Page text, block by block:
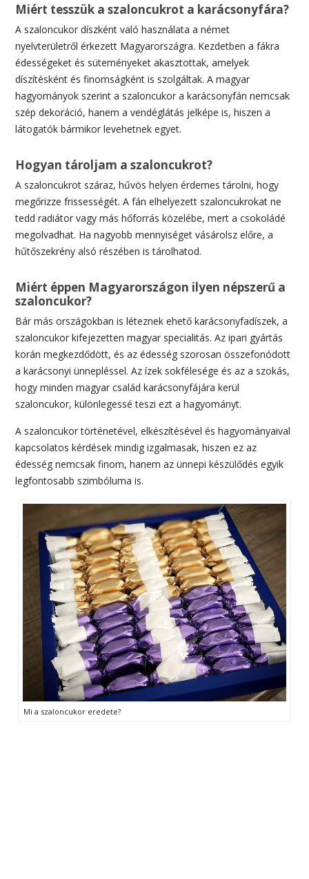
Miért tesszük a szaloncukrot a karácsonyfára?
A szaloncukor díszként való használata a német
nyelvterületről érkezett Magyarországra. Kezdetben a fákra
édességeket és süteményeket akasztottak, amelyek
díszítésként és finomságként is szolgáltak. A magyar
hagyományok szerint a szaloncukor a karácsonyfán nemcsak
szép dekoráció, hanem a vendéglátás jelképe is, hiszen a
látogatók bármikor levehetnek egyet.
Hogyan tároljam a szaloncukrot?
A szaloncukrot száraz, hűvös helyen érdemes tárolni, hogy
megőrizze frissességét. A fán elhelyezett szaloncukrokat ne
tedd radiátor vagy más hőforrás közelébe, mert a csokoládé
megolvadhat. Ha nagyobb mennyiséget vásárolsz előre, a
hűtőszekrény alsó részében is tárolhatod.
Miért éppen Magyarországon ilyen népszerű a
szaloncukor?
Bár más országokban is léteznek ehető karácsonyfadíszek, a
szaloncukor kifejezetten magyar specialitás. Az ipari gyártás
korán megkezdődött, és az édesség szorosan összefonódott
a karácsonyi ünnepléssel. Az ízek sokfélesége és az a szokás,
hogy minden magyar család karácsonyfájára kerül
szaloncukor, különlegessé teszi ezt a hagyományt.
A szaloncukor történetével, elkészítésével és hagyományaival
kapcsolatos kérdések mindig izgalmasak, hiszen ez az
édesség nemcsak finom, hanem az ünnepi készülődés egyik
legfontosabb szimbóluma is.
Mi a szaloncukor eredete?